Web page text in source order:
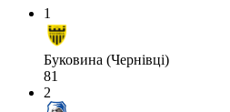
1
Буковина (Чернівці)
81
2